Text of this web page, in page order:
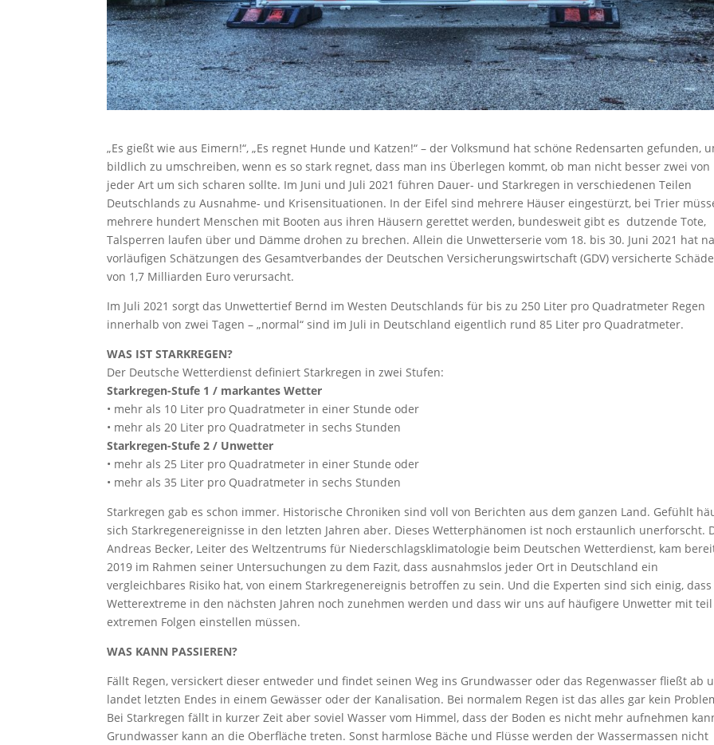
„Es gießt wie aus Eimern!“, „Es regnet Hunde und Katzen!“ – der Volksmund hat schöne Redensarten gefunden,
bildlich zu umschreiben, wenn es so stark regnet, dass man ins Überlegen kommt, ob man nicht besser zwei von
jeder Art um sich scharen sollte. Im Juni und Juli 2021 führen Dauer- und Starkregen in verschiedenen Teilen
Deutschlands zu Ausnahme- und Krisensituationen. In der Eifel sind mehrere Häuser eingestürzt, bei Trier
mehrere hundert Menschen mit Booten aus ihren Häusern gerettet werden, bundesweit gibt es dutzende Tote,
Talsperren laufen über und Dämme drohen zu brechen. Allein die Unwetterserie vom 18. bis 30. Juni 2021 hat
vorläufigen Schätzungen des Gesamtverbandes der Deutschen Versicherungswirtschaft (GDV) versicherte
von 1,7 Milliarden Euro verursacht.
Im Juli 2021 sorgt das Unwettertief Bernd im Westen Deutschlands für bis zu 250 Liter pro Quadratmeter Regen
innerhalb von zwei Tagen – „normal“ sind im Juli in Deutschland eigentlich rund 85 Liter pro Quadratmeter.
WAS IST STARKREGEN?
Der Deutsche Wetterdienst definiert Starkregen in zwei Stufen:
Starkregen-Stufe 1 / markantes Wetter
• mehr als 10 Liter pro Quadratmeter in einer Stunde oder
• mehr als 20 Liter pro Quadratmeter in sechs Stunden
Starkregen-Stufe 2 / Unwetter
• mehr als 25 Liter pro Quadratmeter in einer Stunde oder
• mehr als 35 Liter pro Quadratmeter in sechs Stunden
Starkregen gab es schon immer. Historische Chroniken sind voll von Berichten aus dem ganzen Land. Gefühlt
sich Starkregenereignisse in den letzten Jahren aber. Dieses Wetterphänomen ist noch erstaunlich unerforscht.
Andreas Becker, Leiter des Weltzentrums für Niederschlagsklimatologie beim Deutschen Wetterdienst, kam
2019 im Rahmen seiner Untersuchungen zu dem Fazit, dass ausnahmslos jeder Ort in Deutschland ein
vergleichbares Risiko hat, von einem Starkregenereignis betroffen zu sein. Und die Experten sind sich einig,
Wetterextreme in den nächsten Jahren noch zunehmen werden und dass wir uns auf häufigere Unwetter mit teil
extremen Folgen einstellen müssen.
WAS KANN PASSIEREN?
Fällt Regen, versickert dieser entweder und findet seinen Weg ins Grundwasser oder das Regenwasser fließt ab
landet letzten Endes in einem Gewässer oder der Kanalisation. Bei normalem Regen ist das alles gar kein
Bei Starkregen fällt in kurzer Zeit aber soviel Wasser vom Himmel, dass der Boden es nicht mehr aufnehmen
Grundwasser kann an die Oberfläche treten. Sonst harmlose Bäche und Flüsse werden der Wassermassen nicht